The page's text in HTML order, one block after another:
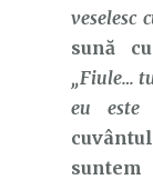
veselesc
sună
„Fiule…
eu este